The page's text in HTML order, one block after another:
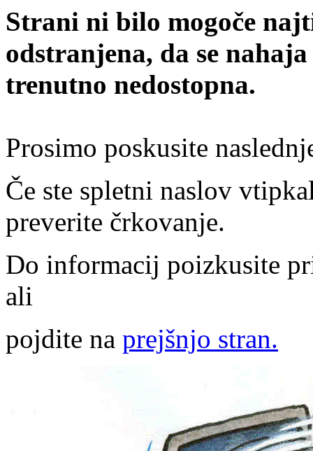
Strani ni bilo mogoče
odstranjena, da se
trenutno nedostopna.
Prosimo poskusite
Če ste spletni naslov
preverite črkovanje.
Do informacij poizkusite
ali
pojdite na prejšnjo stran.